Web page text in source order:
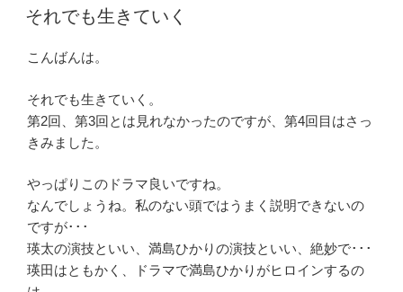
稿
日:
それでも生きていく
こんばんは。
それでも生きていく。
第2回、第3回とは見れなかったのですが、第4回目はさっ
きみました。
やっぱりこのドラマ良いですね。
なんでしょうね。私のない頭ではうまく説明できないの
ですが･･･
瑛太の演技といい、満島ひかりの演技といい、絶妙で･･･
瑛田はともかく、ドラマで満島ひかりがヒロインするの